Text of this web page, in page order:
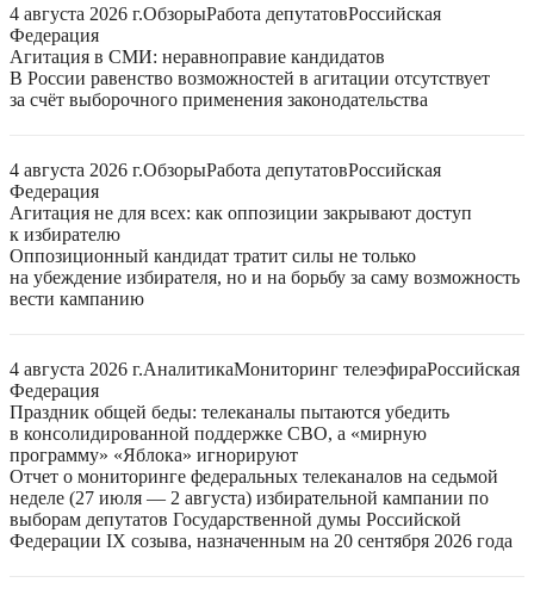
4 августа 2026 г.ОбзорыРабота депутатовРоссийская
Федерация
Агитация в СМИ: неравноправие кандидатов
В России равенство возможностей в агитации отсутствует
за счёт выборочного применения законодательства
4 августа 2026 г.ОбзорыРабота депутатовРоссийская
Федерация
Агитация не для всех: как оппозиции закрывают доступ
к избирателю
Оппозиционный кандидат тратит силы не только
на убеждение избирателя, но и на борьбу за саму возможность
вести кампанию
4 августа 2026 г.АналитикаМониторинг телеэфираРоссийская
Федерация
Праздник общей беды: телеканалы пытаются убедить
в консолидированной поддержке СВО, а «мирную
программу» «Яблока» игнорируют
Отчет о мониторинге федеральных телеканалов на седьмой
неделе (27 июля — 2 августа) избирательной кампании по
выборам депутатов Государственной думы Российской
Федерации IX созыва, назначенным на 20 сентября 2026 года